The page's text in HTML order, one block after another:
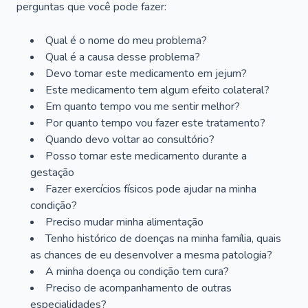
perguntas que você pode fazer:
Qual é o nome do meu problema?
Qual é a causa desse problema?
Devo tomar este medicamento em jejum?
Este medicamento tem algum efeito colateral?
Em quanto tempo vou me sentir melhor?
Por quanto tempo vou fazer este tratamento?
Quando devo voltar ao consultório?
Posso tomar este medicamento durante a
gestação
Fazer exercícios físicos pode ajudar na minha
condição?
Preciso mudar minha alimentação
Tenho histórico de doenças na minha família, quais
as chances de eu desenvolver a mesma patologia?
A minha doença ou condição tem cura?
Preciso de acompanhamento de outras
especialidades?